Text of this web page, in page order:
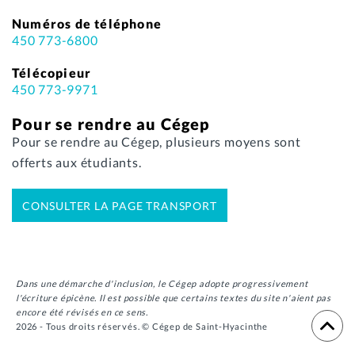
Numéros de téléphone
450 773-6800
Télécopieur
450 773-9971
Pour se rendre au Cégep
Pour se rendre au Cégep, plusieurs moyens sont
offerts aux étudiants.
CONSULTER LA PAGE TRANSPORT
Dans une démarche d'inclusion, le Cégep adopte progressivement
l'écriture épicène. Il est possible que certains textes du site n'aient pas
encore été révisés en ce sens.
2026 - Tous droits réservés. © Cégep de Saint-Hyacinthe